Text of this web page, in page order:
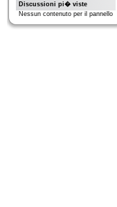
Discussioni pi� viste
Nessun contenuto per il pannello